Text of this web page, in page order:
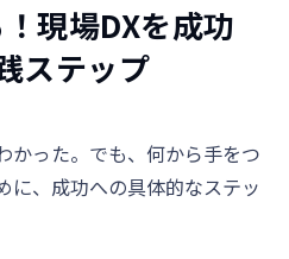
現場DXを成功
ステップ
かった。でも、何から手をつ
、成功への具体的なステッ